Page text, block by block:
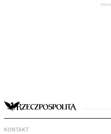
KONTAKT